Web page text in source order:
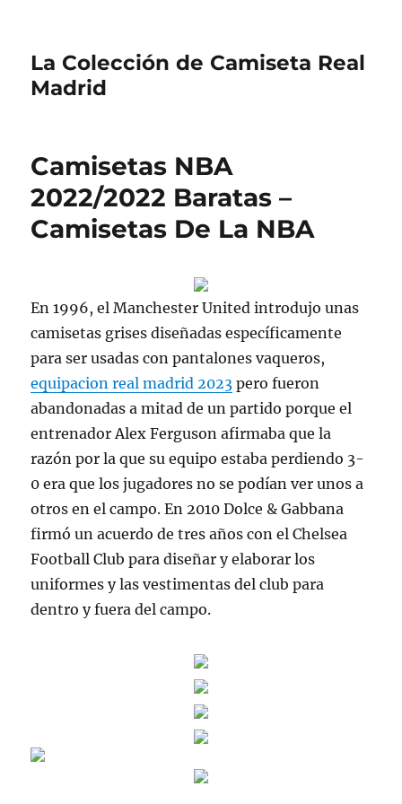
La Colección de Camiseta Real
Madrid
Camisetas NBA
2022/2022 Baratas –
Camisetas De La NBA
En 1996, el Manchester United introdujo unas
camisetas grises diseñadas específicamente
para ser usadas con pantalones vaqueros,
equipacion real madrid 2023 pero fueron
abandonadas a mitad de un partido porque el
entrenador Alex Ferguson afirmaba que la
razón por la que su equipo estaba perdiendo 3-
0 era que los jugadores no se podían ver unos a
otros en el campo. En 2010 Dolce & Gabbana
firmó un acuerdo de tres años con el Chelsea
Football Club para diseñar y elaborar los
uniformes y las vestimentas del club para
dentro y fuera del campo.